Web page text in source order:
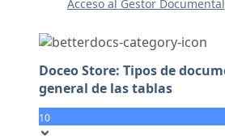
Acceso al Gestor Documental
Doceo Store: Tipos de
general de las tablas
10